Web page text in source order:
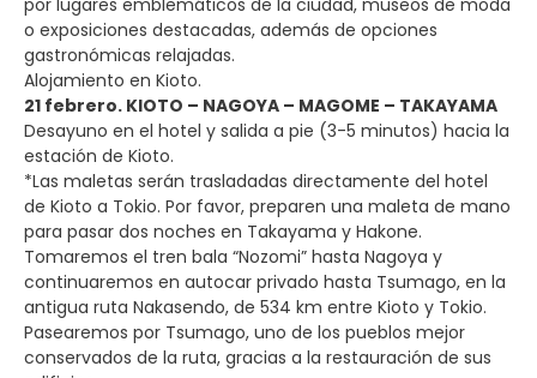
o exposiciones destacadas, además de opciones
gastronómicas relajadas.
Alojamiento en Kioto.
21 febrero. KIOTO – NAGOYA – MAGOME – TAKAYAMA
Desayuno en el hotel y salida a pie (3-5 minutos) hacia la
estación de Kioto.
*Las maletas serán trasladadas directamente del hotel
de Kioto a Tokio. Por favor, preparen una maleta de mano
para pasar dos noches en Takayama y Hakone.
Tomaremos el tren bala “Nozomi” hasta Nagoya y
continuaremos en autocar privado hasta Tsumago, en la
antigua ruta Nakasendo, de 534 km entre Kioto y Tokio.
Pasearemos por Tsumago, uno de los pueblos mejor
conservados de la ruta, gracias a la restauración de sus